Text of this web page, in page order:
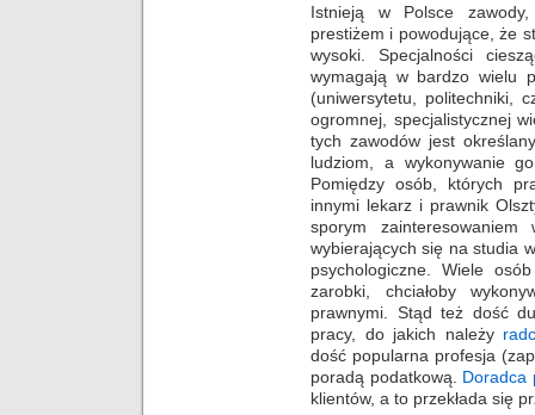
Istnieją w Polsce
prestiżem i powodujące, że
wysoki. Specjalności
wymagają w bardzo wielu
(uniwersytetu, politechniki,
ogromnej, specjalistycznej
tych zawodów jest
ludziom, a wykonywanie
Pomiędzy osób, których
innymi lekarz i prawnik
sporym
wybierających się na studia
psychologiczne. Wiele
zarobki, chciałoby
prawnymi. Stąd też dość
pracy, do jakich należy
dość popularna profesja
poradą podatkową. Doradca
klientów, a to przekłada się